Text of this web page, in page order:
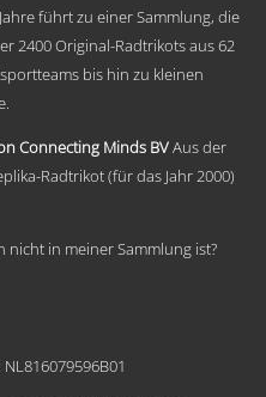
könnenführt zu einer Sammlung, die
2400 Original-Radtrikots aus 62
bis hin zu kleinen
Connecting Minds BVAus der
Radtrikot (für das Jahr 2000)
nicht in meiner Sammlung ist?